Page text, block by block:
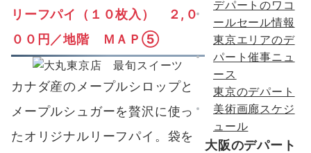
リーフパイ（１０枚入） ２,０
００円／地階 ＭＡＰ⑤
カナダ産のメープルシロップと
メープルシュガーを贅沢に使っ
たオリジナルリーフパイ。袋を
デパートのワコ
ールセール情報
東京エリアのデ
パート催事ニュ
ース
東京のデパート
美術画廊スケジ
ュール
大阪のデパート